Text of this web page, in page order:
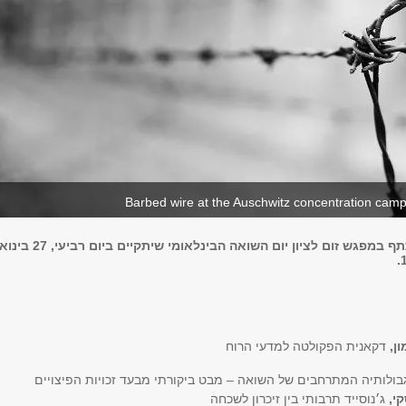
Barbed wire at the Auschwitz concentration
הקהל מוזמן להשתתף במפגש זום לציון יום השואה הבינלאומי
דקאנית הפקולטה למדעי הרוח
המתרחבים של השואה – מבט ביקורתי מבעד זכויות הפיצויים
ג׳נוסייד תרבותי בין זיכרון לשכחה